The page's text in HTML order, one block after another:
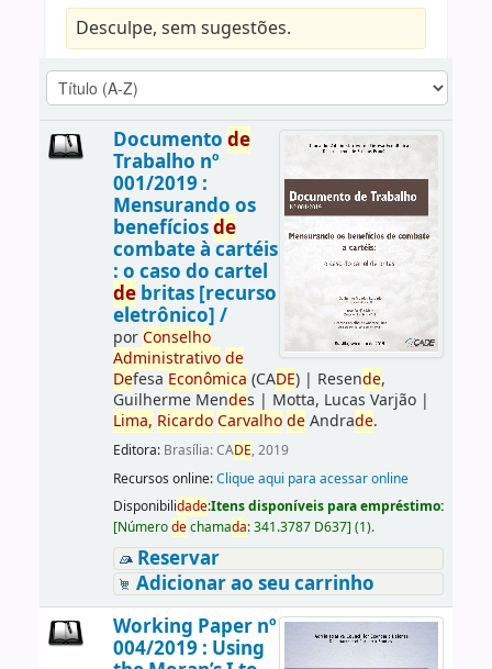
Desculpe, sem sugestões.
Documento de
Trabalho nº
001/2019 :
Mensurando os
benefíciosde
combate à cartéis
: o caso do cartel
debritas [recurso
eletrônico] /
porConselho
Administrativo de
Defesa Econômica (CADE)| Resende,
Guilherme Mendes | Motta, Lucas Varjão|
Lima, Ricardo Carvalho deAndrade.
Editora: Brasília: CADE, 2019
Recursos online:Clique aqui para acessar online
Disponibilidade:Itens disponíveis para empréstimo:
[Númerodechamada:341.3787 D637] (1).
Reservar
Adicionar ao seu carrinho
Working Paper nº
004/2019 : Using